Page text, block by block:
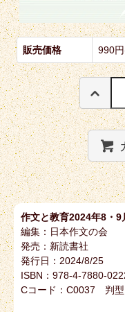
販売価格 990
作文と教育2024年8・9
編集：日本作文の会
発売：新読書社
発行日：2024/8/25
ISBN：978-4-7880-
Cコード：C0037 判